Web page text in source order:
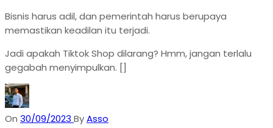
Bisnis harus adil, dan pemerintah harus berupaya
memastikan keadilan itu terjadi.
Jadi apakah Tiktok Shop dilarang? Hmm, jangan terlalu
gegabah menyimpulkan. []
On 30/09/2023 ByAsso